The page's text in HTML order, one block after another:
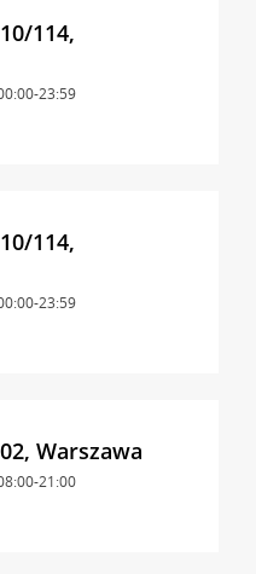
114,
23:59
114,
23:59
Warszawa
21:00